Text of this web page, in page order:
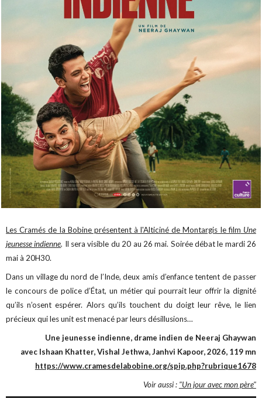
Les Cramés de la Bobine présentent à l'Alticiné de Montargis le film Une
jeunesse indienne. Il sera visible du 20 au 26 mai. Soirée débat le mardi 26
mai à 20H30.
Dans un village du nord de l’Inde, deux amis d’enfance tentent de passer
le concours de police d’État, un métier qui pourrait leur offrir la dignité
qu’ils n’osent espérer. Alors qu’ils touchent du doigt leur rêve, le lien
précieux qui les unit est menacé par leurs désillusions…
Une jeunesse indienne, drame indien de Neeraj Ghaywan
avec Ishaan Khatter, Vishal Jethwa, Janhvi Kapoor, 2026, 119 mn
https://www.cramesdelabobine.org/spip.php?rubrique1678
Voir aussi : "Un jour avec mon père"